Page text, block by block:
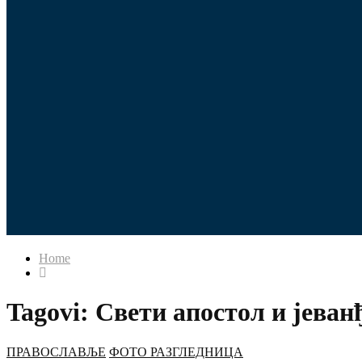
Home
Tagovi: Свети апостол и
ПРАВОСЛАВЉЕ ФОТО РАЗГЛЕДНИЦА